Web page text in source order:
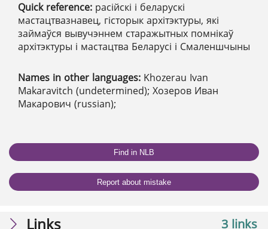
Quick reference: расійскі і беларускі
мастацтвазнавец, гісторык архітэктуры, які
займаўся вывучэннем старажытных помнікаў
архітэктуры і мастацтва Беларусі і Смаленшчыны
Names in other languages: Khozerau Ivan
Makaravitch (undetermined); Хозеров Иван
Макарович (russian);
Find in NLB
Report about mistake
3 links
Links